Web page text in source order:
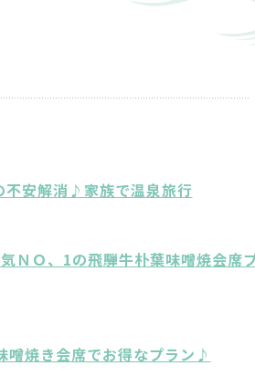
不安解消♪家族で温泉旅行
ＮＯ、1の飛騨牛朴葉味噌焼会
噌焼き会席でお得なプラン♪